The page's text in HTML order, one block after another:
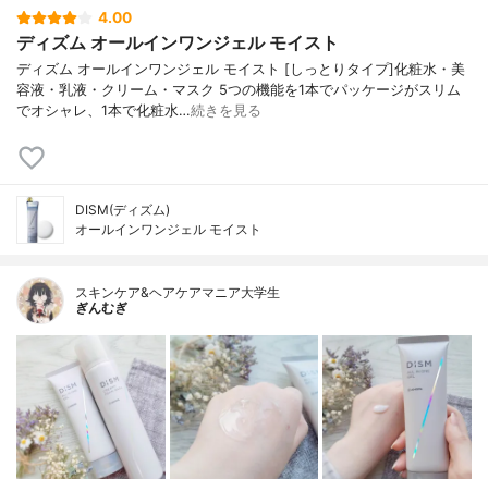
4.00
ディズム オールインワンジェル モイスト
ディズム オールインワンジェル モイスト [しっとりタイプ]化粧水・美
容液・乳液・クリーム・マスク 5つの機能を1本でパッケージがスリム
でオシャレ、1本で化粧水…続きを見る
DISM(ディズム)
オールインワンジェル モイスト
スキンケア&ヘアケアマニア大学生
ぎんむぎ